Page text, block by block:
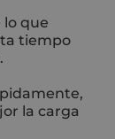
lo que
tiempo
la carga